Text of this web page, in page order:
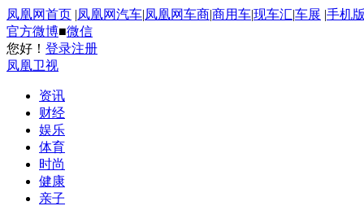
凤凰网首页 |凤凰网汽车|凤凰网车商|商用车|现车汇|车展 |手机版
官方微博■微信
您好！ 登录注册
凤凰卫视
资讯
财经
娱乐
体育
时尚
健康
亲子